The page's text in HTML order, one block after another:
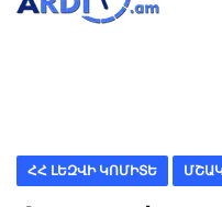
ՀՀ ԼԵԶՎԻ ԿՈՄԻՏԵ